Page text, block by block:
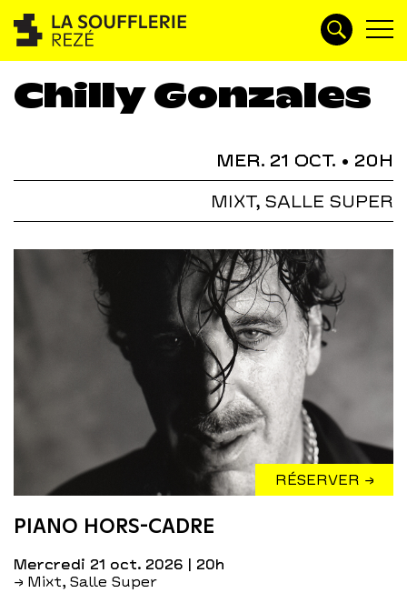
Chilly Gonzales
MER. 21 OCT. • 20H
MIXT, SALLE SUPER
RÉSERVER →
PIANO HORS-CADRE
mercredi 21 oct. 2026 | 20h
→ Mixt, Salle Super